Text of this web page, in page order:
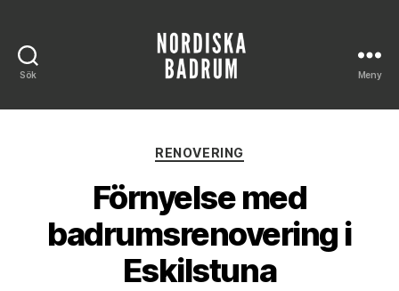
Sök Meny
Kategorier
RENOVERING
Förnyelse med
badrumsrenovering i
Eskilstuna